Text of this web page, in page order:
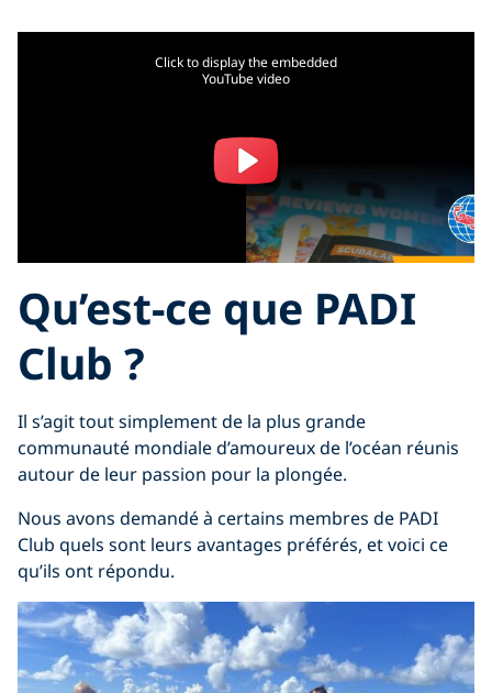
Click to display the embedded
YouTube video
Qu’est-ce que PADI
Club ?
Il s’agit tout simplement de la plus grande
communauté mondiale d’amoureux de l’océan réunis
autour de leur passion pour la plongée.
Nous avons demandé à certains membres de PADI
Club quels sont leurs avantages préférés, et voici ce
qu’ils ont répondu.